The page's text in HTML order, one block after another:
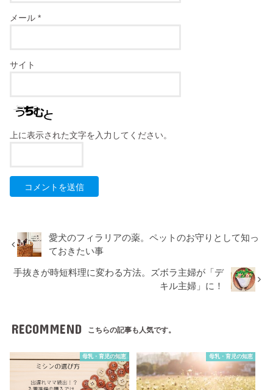
メール*
サイト
上に表示された文字を入力してください。
愛犬のフィラリアの薬。ペットのお守りとして知っ
ておきたい事
手抜きが時短料理に変わる方法。ズボラ主婦が「デ
キル主婦」に！
RECOMMEND こちらの記事も人気です。
母乳・育児の知恵 母乳・育児の知恵